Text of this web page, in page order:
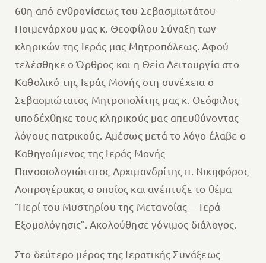
60η από ενθρονίσεως του Σεβασμιωτάτου
Ποιμενάρχου μας κ. Θεοφίλου Σύναξη των
κληρικών της Ιεράς μας Μητροπόλεως. Αφού
τελέσθηκε ο Όρθρος και η Θεία Λειτουργία στο
Καθολικό της Ιεράς Μονής στη συνέχεια ο
Σεβασμιώτατος Μητροπολίτης μας κ. Θεόφιλος
υποδέχθηκε τους κληρικούς μας απευθύνοντας
λόγους πατρικούς. Αμέσως μετά το λόγο έλαβε ο
Καθηγούμενος της Ιεράς Μονής
Πανοσιολογιώτατος Αρχιμανδρίτης π. Νικηφόρος
Ασπρογέρακας ο οποίος και ανέπτυξε το θέμα
¨Περί του Μυστηρίου της Μετανοίας – Ιερά
Εξομολόγησις¨. Ακολούθησε γόνιμος διάλογος.
Στο δεύτερο μέρος της Ιερατικής Συνάξεως